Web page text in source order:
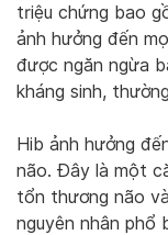
triệu chứng bao
ảnh hưởng đến
được ngăn ngừa
kháng sinh,
Hib ảnh hưởng
não. Đây là một
tổn thương não
nguyên nhân phổ